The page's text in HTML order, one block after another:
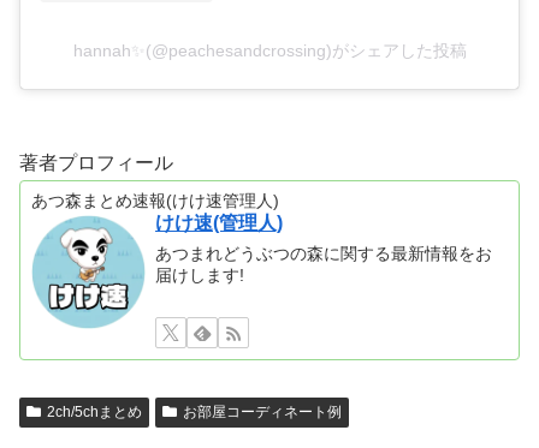
hannah✨(@peachesandcrossing)がシェアした投稿
著者プロフィール
あつ森まとめ速報(けけ速管理人)
けけ速(管理人)
あつまれどうぶつの森に関する最新情報をお
届けします!
2ch/5chまとめ お部屋コーディネート例